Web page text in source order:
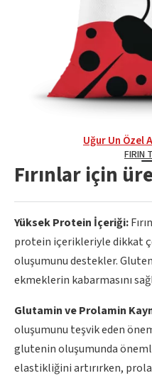
Uğur Un Özel
FIRIN
Fırınlar için
Yüksek Protein İçeriği:
protein içerikleriyle dikkat
oluşumunu destekler.
ekmeklerin kabarmasını
Glutamin ve Prolamin
oluşumunu teşvik eden
glutenin oluşumunda
elastikliğini artırırken,